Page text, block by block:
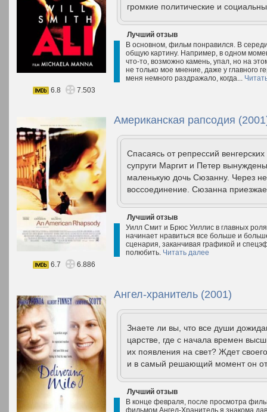
громкие политические и
Лучший отзыв
В основном, фильм понравился. В
общую картину. Например, в одном
что-то, возможно камень, упал, но на
не только мое мнение, даже у главного
меня немного раздражало, когда...
6.8
7.503
Американская рапсодия
Спасаясь от репрессий
супруги Маргит и Петер
маленькую дочь Сюзанну. Через
воссоединение. Сюзанна
Лучший отзыв
Уилл Смит и Брюс Уиллис в главных
начинает нравиться все больше и
сценария, заканчивая графикой и
полюбить. Читать далее
6.7
6.886
Ангел-хранитель (2001)
Знаете ли вы, что все души
царстве, где с начала времен
их появления на свет? Ждет
и в самый решающий момент он
Лучший отзыв
В конце февраля, после просмотра
фильмом Ангел-Хранитель я знакома